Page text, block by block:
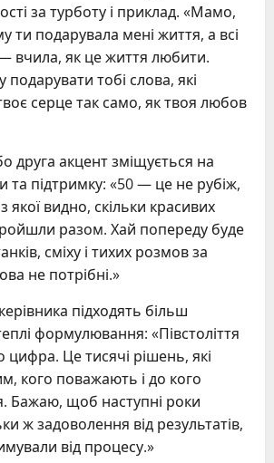
за турботу і приклад. «Мамо,
ти подарувала мені життя, а всі
вчила, як це життя любити.
подарувати тобі слова, які
серце так само, як твоя любов
друга акцент зміщується на
та підтримку: «50 — це не рубіж,
якої видно, скільки красивих
разом. Хай попереду буде
сміху і тихих розмов за
не потрібні.»
підходять більш
формулювання: «Півстоліття
Це тисячі рішень, які
кого поважають і до кого
Бажаю, щоб наступні роки
ж задоволення від результатів,
від процесу.»